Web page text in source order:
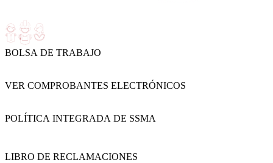
BOLSA DE TRABAJO
VER COMPROBANTES ELECTRÓNICOS
POLÍTICA INTEGRADA DE SSMA
LIBRO DE RECLAMACIONES